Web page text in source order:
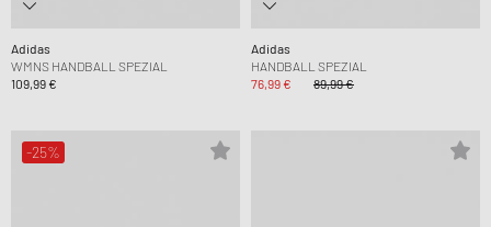
Adidas
WMNS HANDBALL SPEZIAL
109,99 €
Adidas
HANDBALL SPEZIAL
76,99 €
89,99 €
-25%